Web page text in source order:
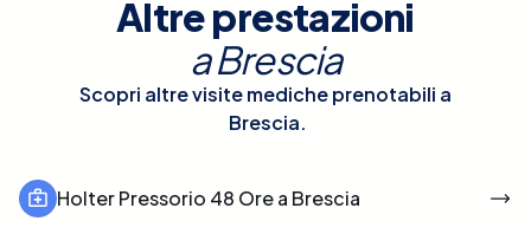
Altre prestazioni
aBrescia
Scopri altre visite mediche prenotabili a
Brescia.
Holter Pressorio 48 Ore a Brescia